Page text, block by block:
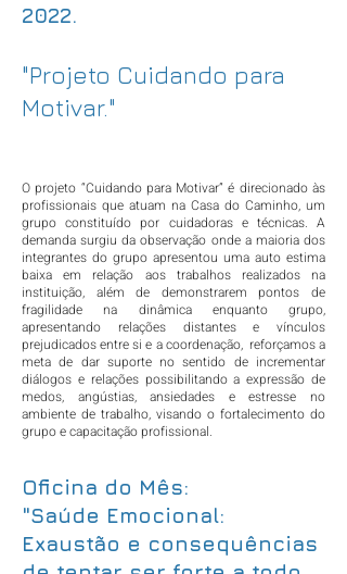
2022.
"Projeto Cuidando para
Motivar."
O projeto “Cuidando para Motivar” é direcionado às
profissionais que atuam na Casa do Caminho, um
grupo constituído por cuidadoras e técnicas. A
demanda surgiu da observação onde a maioria dos
integrantes do grupo apresentou uma auto estima
baixa em relação aos trabalhos realizados na
instituição, além de demonstrarem pontos de
fragilidade na dinâmica enquanto grupo,
apresentando relações distantes e vínculos
prejudicados entre si e a coordenação, reforçamos a
meta de dar suporte no sentido de incrementar
diálogos e relações possibilitando a expressão de
medos, angústias, ansiedades e estresse no
ambiente de trabalho, visando o fortalecimento do
grupo e capacitação profissional.
Oficina do Mês:
"Saúde Emocional:
Exaustão e consequências